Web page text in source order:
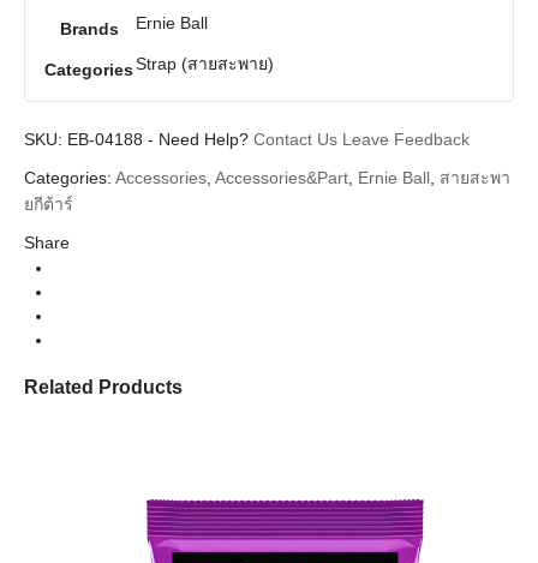
Brands Ernie Ball
CategoriesStrap (สายสะพาย)
SKU: EB-04188 - Need Help? Contact Us Leave Feedback
Categories: Accessories, Accessories&Part, Ernie Ball, สายสะพา
ยกีต้าร์
Share
Related Products